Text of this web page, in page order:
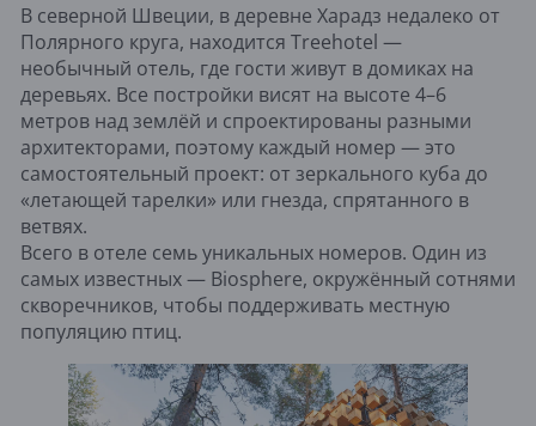
В северной Швеции, в деревне Харадз недалеко от
Полярного круга, находится Treehotel —
необычный отель, где гости живут в домиках на
деревьях. Все постройки висят на высоте 4–6
метров над землёй и спроектированы разными
архитекторами, поэтому каждый номер — это
самостоятельный проект: от зеркального куба до
«летающей тарелки» или гнезда, спрятанного в
ветвях.
Всего в отеле семь уникальных номеров. Один из
самых известных — Biosphere, окружённый сотнями
скворечников, чтобы поддерживать местную
популяцию птиц.